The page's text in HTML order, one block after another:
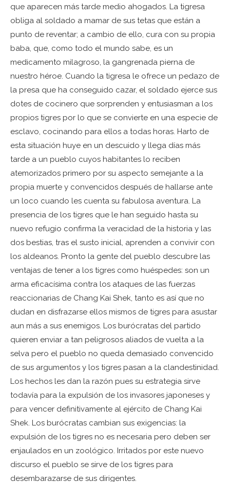
que aparecen más tarde medio ahogados. La tigresa
obliga al soldado a mamar de sus tetas que están a
punto de reventar; a cambio de ello, cura con su propia
baba, que, como todo el mundo sabe, es un
medicamento milagroso, la gangrenada pierna de
nuestro héroe. Cuando la tigresa le ofrece un pedazo de
la presa que ha conseguido cazar, el soldado ejerce sus
dotes de cocinero que sorprenden y entusiasman a los
propios tigres por lo que se convierte en una especie de
esclavo, cocinando para ellos a todas horas. Harto de
esta situación huye en un descuido y llega días más
tarde a un pueblo cuyos habitantes lo reciben
atemorizados primero por su aspecto semejante a la
propia muerte y convencidos después de hallarse ante
un loco cuando les cuenta su fabulosa aventura. La
presencia de los tigres que le han seguido hasta su
nuevo refugio confirma la veracidad de la historia y las
dos bestias, tras el susto inicial, aprenden a convivir con
los aldeanos. Pronto la gente del pueblo descubre las
ventajas de tener a los tigres como huéspedes: son un
arma eficacísima contra los ataques de las fuerzas
reaccionarias de Chang Kai Shek, tanto es así que no
dudan en disfrazarse ellos mismos de tigres para asustar
aun más a sus enemigos. Los burócratas del partido
quieren enviar a tan peligrosos aliados de vuelta a la
selva pero el pueblo no queda demasiado convencido
de sus argumentos y los tigres pasan a la clandestinidad.
Los hechos les dan la razón pues su estrategia sirve
todavía para la expulsión de los invasores japoneses y
para vencer definitivamente al ejército de Chang Kai
Shek. Los burócratas cambian sus exigencias: la
expulsión de los tigres no es necesaria pero deben ser
enjaulados en un zoológico. Irritados por este nuevo
discurso el pueblo se sirve de los tigres para
desembarazarse de sus dirigentes.